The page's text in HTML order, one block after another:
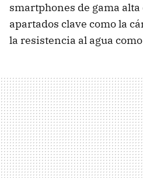
smartphones de gama
apartados clave como la
la resistencia al agua